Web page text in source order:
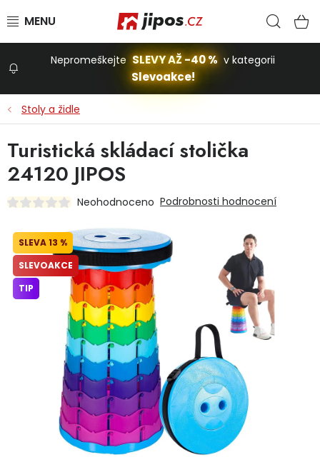
Stavba a dům
Dílna
Domácnost
Dětská hřiště
Autodoplňky
Vánoce
Ochranné pomůcky
Nepromeškejte SLEVY AŽ -40 % v kategorii
Slevoakce!
Stoly a židle
Turistická skládací stolička
24120 JIPOS
Neohodnoceno Podrobnosti hodnocení
13 %
SLEVOAKCE
TIP